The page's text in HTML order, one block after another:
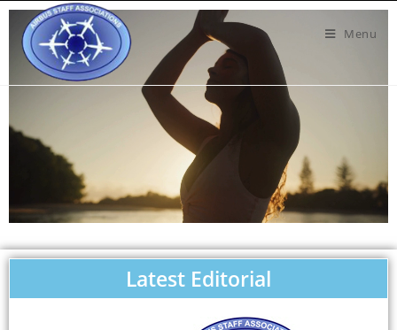
Menu
Latest Editorial